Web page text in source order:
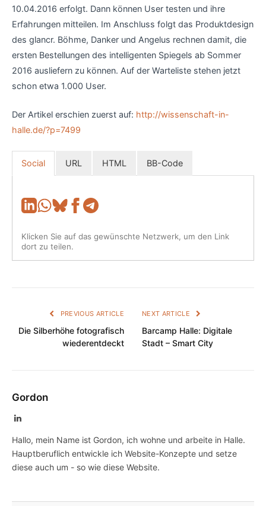
10.04.2016 erfolgt. Dann können User testen und ihre
Erfahrungen mitteilen. Im Anschluss folgt das Produktdesign
des glancr. Böhme, Danker und Angelus rechnen damit, die
ersten Bestellungen des intelligenten Spiegels ab Sommer
2016 ausliefern zu können. Auf der Warteliste stehen jetzt
schon etwa 1.000 User.
Der Artikel erschien zuerst auf: http://wissenschaft-in-
halle.de/?p=7499
Social URL HTML BB-Code
Klicken Sie auf das gewünschte Netzwerk, um den Link
dort zu teilen.
PREVIOUS ARTICLE
Die Silberhöhe fotografisch
wiederentdeckt
NEXT ARTICLE
Barcamp Halle: Digitale
Stadt – Smart City
Gordon
LinkedIn
Hallo, mein Name ist Gordon, ich wohne und arbeite in Halle.
Hauptberuflich entwickle ich Website-Konzepte und setze
diese auch um - so wie diese Website.